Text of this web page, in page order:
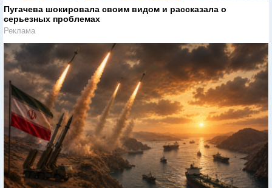
Пугачева шокировала своим видом и рассказала о
серьезных проблемах
Реклама